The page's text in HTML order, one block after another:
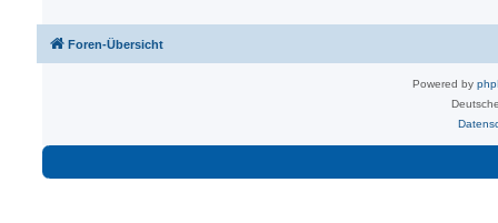
Foren-Übersicht
Powered by